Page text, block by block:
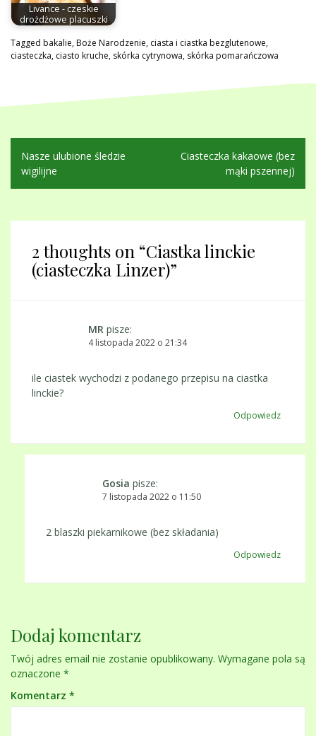
Livance - czeskie
drożdżowe placuszki
Tagged bakalie,Boże Narodzenie, ciasta i ciastka bezglutenowe,
ciasteczka, ciasto kruche, skórka cytrynowa, skórka pomarańczowa
Nawigacja
wpisu
Nasze ulubione śledzie
wigilijne
Ciasteczka kakaowe (bez
mąki pszennej)
2 thoughts on “Ciastka linckie
(ciasteczka Linzer)”
MR pisze:
4 listopada 2022 o 21:34
ile ciastek wychodzi z podanego przepisu na ciastka
linckie?
Odpowiedz
Gosia pisze:
7 listopada 2022 o 11:50
2 blaszki piekarnikowe (bez składania)
Odpowiedz
Dodaj komentarz
Twój adres email nie zostanie opublikowany. Wymagane pola są
oznaczone *
Komentarz *